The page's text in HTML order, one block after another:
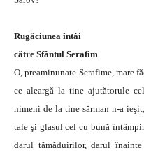
Rugăciunea întâi
către Sfântul Serafim
O, preaminunate Serafime, mare
ce aleargă la tine ajutătorule
nimeni de la tine sărman n-a
tale şi glasul cel cu bună
darul tămăduirilor, darul